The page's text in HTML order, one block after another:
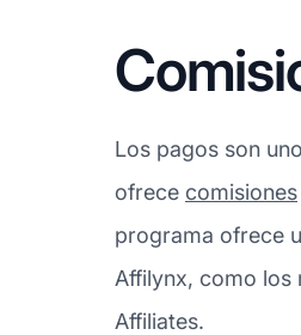
Los pagos son
ofrece comisiones
programa ofrece
Affilynx, como los
Affiliates.